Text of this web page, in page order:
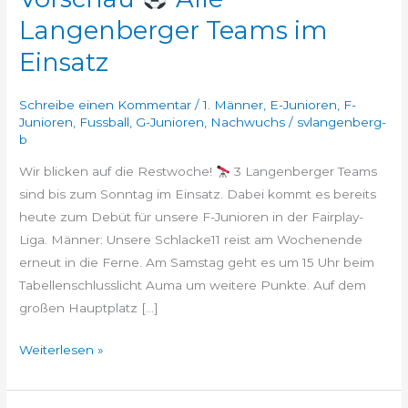
Langenberger Teams im
Einsatz
Schreibe einen Kommentar /1. Männer E-Junioren
F-
Junioren
Fussball G-Junioren Nachwuchs / svlangenberg-
b
Wir blicken auf die Restwoche!
3 Langenberger Teams
sind bis zum Sonntag im Einsatz. Dabei kommt es bereits
heute zum Debüt für unsere F-Junioren in der Fairplay-
Liga. Männer: Unsere Schlacke11 reist am Wochenende
erneut in die Ferne. Am Samstag geht es um 15 Uhr beim
Tabellenschlusslicht Auma um weitere Punkte. Auf dem
großen Hauptplatz […]
Weiterlesen »